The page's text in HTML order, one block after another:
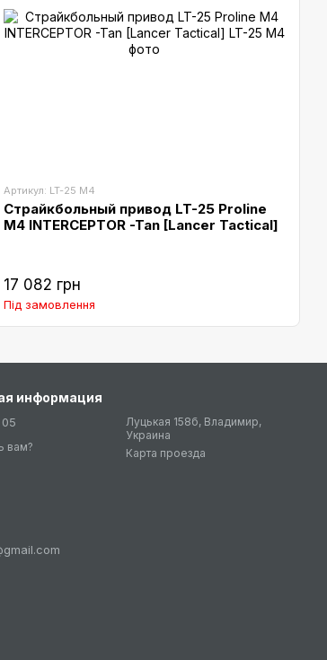
Артикул: LT-25 M4
Страйкбольный привод LT-25 Proline
M4 INTERCEPTOR -Tan [Lancer Tactical]
17 082 грн
Під замовлення
информация
вам?
Луцькая 158б, Владимир,
Украина
Карта проезда